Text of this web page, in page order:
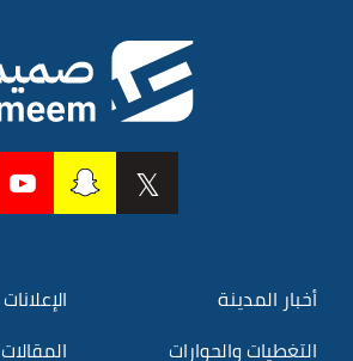
أخبار المدينة
الإعلانات
التغطيات والحوارات
المقالات